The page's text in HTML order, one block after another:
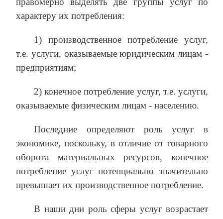
характеру их потребления:
1) производственное потребление услуг,
т.е. услуги, оказываемые юридическим лицам -
предприятиям;
2) конечное потребление услуг, т.е. услуги,
оказываемые физическим лицам - населению.
Последние определяют роль услуг в
экономике, поскольку, в отличие от товарного
оборота материальных ресурсов, конечное
потребление услуг потенциально значительно
превышает их производственное потребление.
В наши дни роль сферы услуг возрастает